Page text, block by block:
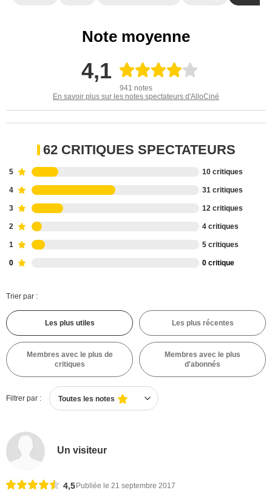
Note moyenne
4,1
941 notes
En savoir plus sur les notes spectateurs d'AlloCiné
62 CRITIQUES SPECTATEURS
5 10 critiques
4 31 critiques
3 12 critiques
2 4 critiques
1 5 critiques
0 0 critique
Trier par :
Les plus utiles Les plus récentes
Membres avec le plus de
critiques
Membres avec le plus
d'abonnés
Filtrer par : Toutes les notes
Un visiteur
4,5 Publiée le 21 septembre 2017